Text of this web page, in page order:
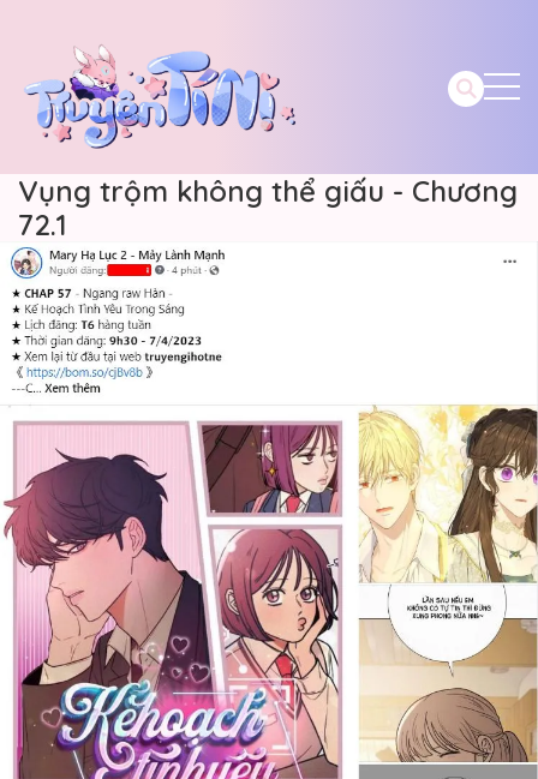
Vụng trộm không thể giấu - Chương
72.1